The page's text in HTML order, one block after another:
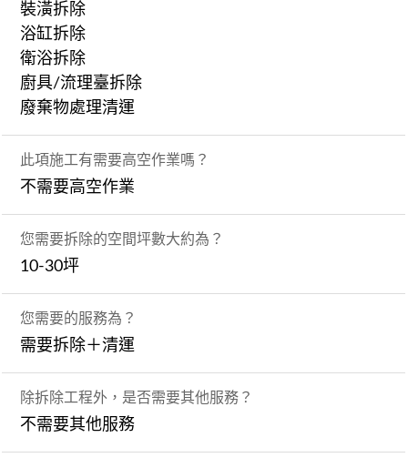
裝潢拆除
浴缸拆除
衛浴拆除
廚具/流理臺拆除
廢棄物處理清運
此項施工有需要高空作業嗎？
不需要高空作業
您需要拆除的空間坪數大約為？
10-30坪
您需要的服務為？
需要拆除＋清運
除拆除工程外，是否需要其他服務？
不需要其他服務